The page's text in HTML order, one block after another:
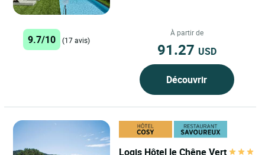
9.7/10 (17 avis)
À partir de
91.27 USD
Découvrir
Logis Hôtel le Chêne Vert